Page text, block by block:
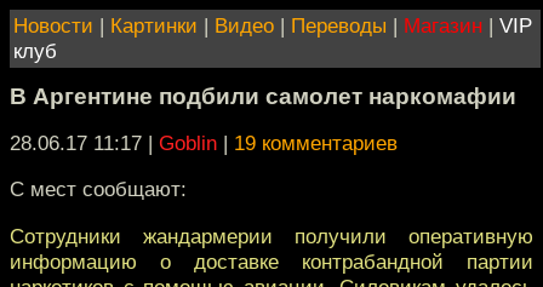
Новости | Картинки | Видео | Переводы | Магазин | VIP
клуб
В Аргентине подбили самолет наркомафии
28.06.17 11:17 | Goblin | 19 комментариев
С мест сообщают:
Сотрудники жандармерии получили оперативную
информацию о доставке контрабандной партии